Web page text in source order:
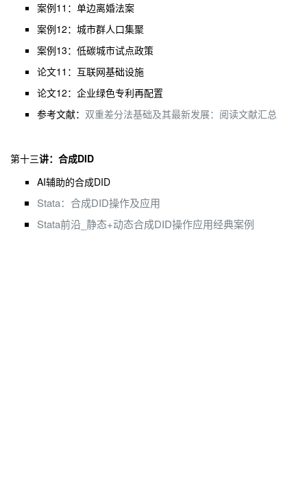
案例11：单边离婚法案
案例12： 城市群人口集聚
案例13： 低碳城市试点政策
论文11：互联网基础设施
论文12：企业绿色专利再配置
参考文献： 双重差分法基础及其最新发展：阅读文献汇总
第十三讲： 合成DID
AI辅助的合成DID
Stata：合成DID操作及应用
Stata前沿_静态+动态合成DID操作应用经典案例